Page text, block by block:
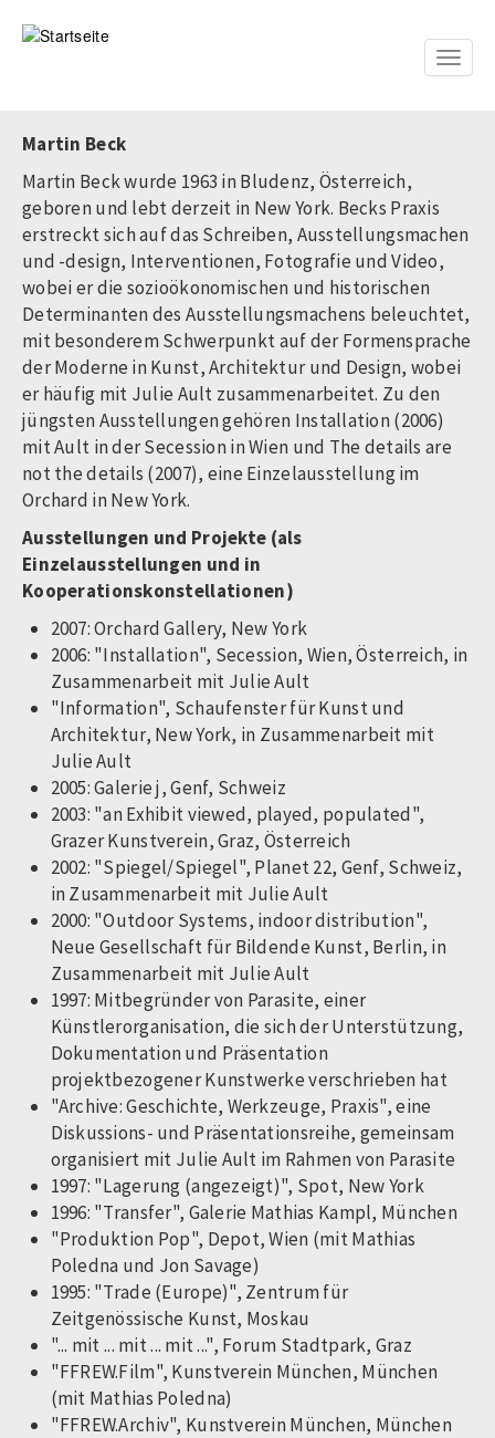
zum
Toggle
Martin Beck
Martin Beck wurde 1963 in Bludenz, Österreich,
geboren und lebt derzeit in New York. Becks Praxis
erstreckt sich auf das Schreiben, Ausstellungsmachen
und -design, Interventionen, Fotografie und Video,
wobei er die sozioökonomischen und historischen
Determinanten des Ausstellungsmachens beleuchtet,
mit besonderem Schwerpunkt auf der Formensprache
der Moderne in Kunst, Architektur und Design, wobei
er häufig mit Julie Ault zusammenarbeitet. Zu den
jüngsten Ausstellungen gehören Installation (2006)
mit Ault in der Secession in Wien und The details are
not the details (2007), eine Einzelausstellung im
Orchard in New York.
Ausstellungen und Projekte (als
Einzelausstellungen und in
Kooperationskonstellationen)
2007: Orchard Gallery, New York
2006: "Installation", Secession, Wien, Österreich, in
Zusammenarbeit mit Julie Ault
"Information", Schaufenster für Kunst und
Architektur, New York, in Zusammenarbeit mit
Julie Ault
2005: Galerie j, Genf, Schweiz
2003: "an Exhibit viewed, played, populated",
Grazer Kunstverein, Graz, Österreich
2002: "Spiegel/Spiegel", Planet 22, Genf, Schweiz,
in Zusammenarbeit mit Julie Ault
2000: "Outdoor Systems, indoor distribution",
Neue Gesellschaft für Bildende Kunst, Berlin, in
Zusammenarbeit mit Julie Ault
1997: Mitbegründer von Parasite, einer
Künstlerorganisation, die sich der Unterstützung,
Dokumentation und Präsentation
projektbezogener Kunstwerke verschrieben hat
"Archive: Geschichte, Werkzeuge, Praxis", eine
Diskussions- und Präsentationsreihe, gemeinsam
organisiert mit Julie Ault im Rahmen von Parasite
1997: "Lagerung (angezeigt)", Spot, New York
1996: "Transfer", Galerie Mathias Kampl, München
"Produktion Pop", Depot, Wien (mit Mathias
Poledna und Jon Savage)
1995: "Trade (Europe)", Zentrum für
Zeitgenössische Kunst, Moskau
"... mit ... mit ... mit ...", Forum Stadtpark, Graz
"FFREW.Film", Kunstverein München, München
(mit Mathias Poledna)
"FFREW.Archiv", Kunstverein München, München